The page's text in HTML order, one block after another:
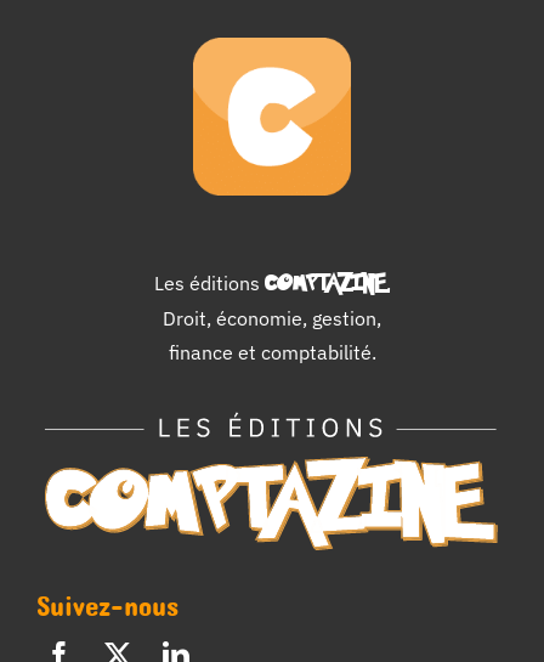
Les éditions COMPTAZINE.
Droit, économie, gestion,
finance et comptabilité.
Suivez-nous